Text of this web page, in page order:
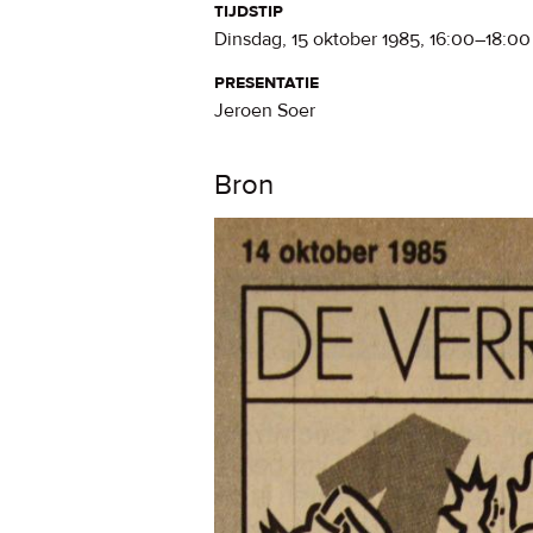
tijdstip
dinsdag, 15 oktober 1985, 16:00–18:00
presentatie
Jeroen Soer
Bron